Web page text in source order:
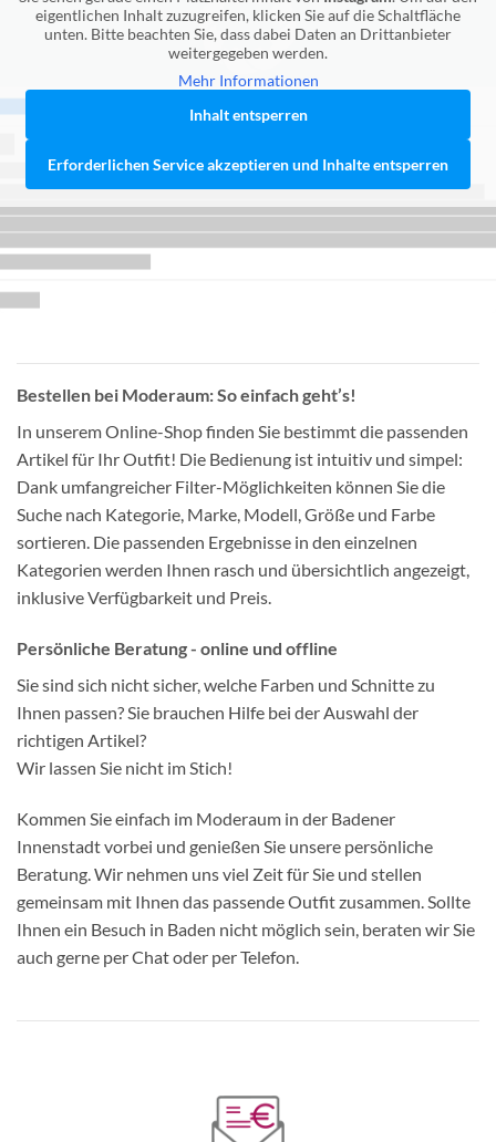
eigentlichen Inhalt zuzugreifen, klicken Sie auf die Schaltfläche
unten. Bitte beachten Sie, dass dabei Daten an Drittanbieter
weitergegeben werden.
Mehr Informationen
Inhalt entsperren
Erforderlichen Service akzeptieren und Inhalte entsperren
Bestellen bei Moderaum: So einfach geht’s!
In unserem Online-Shop finden Sie bestimmt die passenden
Artikel für Ihr Outfit! Die Bedienung ist intuitiv und simpel:
Dank umfangreicher Filter-Möglichkeiten können Sie die
Suche nach Kategorie, Marke, Modell, Größe und Farbe
sortieren. Die passenden Ergebnisse in den einzelnen
Kategorien werden Ihnen rasch und übersichtlich angezeigt,
inklusive Verfügbarkeit und Preis.
Persönliche Beratung - online und offline
Sie sind sich nicht sicher, welche Farben und Schnitte zu
Ihnen passen? Sie brauchen Hilfe bei der Auswahl der
richtigen Artikel?
Wir lassen Sie nicht im Stich!
Kommen Sie einfach im Moderaum in der Badener
Innenstadt vorbei und genießen Sie unsere persönliche
Beratung. Wir nehmen uns viel Zeit für Sie und stellen
gemeinsam mit Ihnen das passende Outfit zusammen. Sollte
Ihnen ein Besuch in Baden nicht möglich sein, beraten wir Sie
auch gerne per Chat oder per Telefon.